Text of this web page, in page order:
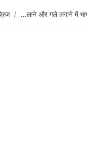
हाथ मिलाने और गले लगाने में भागीदार
/
ब्रिज
/
DBridge